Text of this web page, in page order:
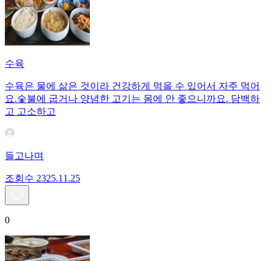
수육
수육은 물에 삶은 것이라 건강하게 먹을 수 있어서 자주 먹어
요.숯불에 굽거나 양념한 고기는 몸에 안 좋으니까요. 담백하
고 고소하고
들고나며
조회수 2325.11.25
0